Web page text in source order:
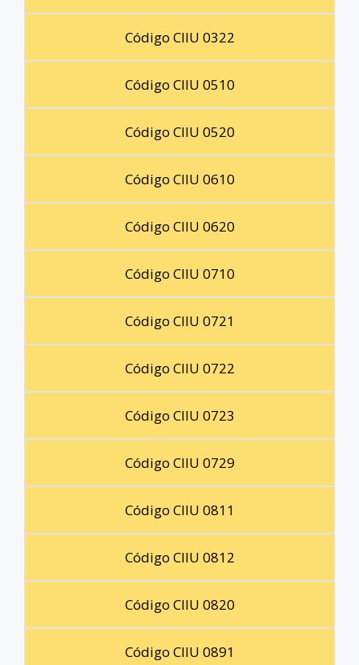
Código CIIU 0322
Código CIIU 0510
Código CIIU 0520
Código CIIU 0610
Código CIIU 0620
Código CIIU 0710
Código CIIU 0721
Código CIIU 0722
Código CIIU 0723
Código CIIU 0729
Código CIIU 0811
Código CIIU 0812
Código CIIU 0820
Código CIIU 0891